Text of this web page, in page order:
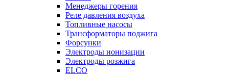
Менеджеры горения
Реле давления воздуха
Топливные насосы
Трансформаторы поджига
Форсунки
Электроды ионизации
Электроды розжига
ELCO